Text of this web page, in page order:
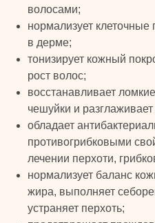
волосами;
нормализует
в дерме;
тонизирует кожный
рост волос;
восстанавливает
чешуйки и
обладает
противогрибковыми
лечении перхоти,
нормализует баланс
жира, выполняет
устраняет перхоть;